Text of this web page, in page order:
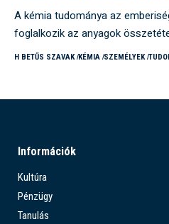
A kémia tudománya az
foglalkozik az anyagok
H BETŰS SZAVAK KÉMIA SZEMÉLYEK
Információk
Kultúra
Pénzügy
Tanulás